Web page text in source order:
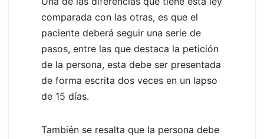
comparada con las otras, es que el
paciente deberá seguir una serie de
pasos, entre las que destaca la petición
de la persona, esta debe ser presentada
de forma escrita dos veces en un lapso
de 15 días.
También se resalta que la persona debe